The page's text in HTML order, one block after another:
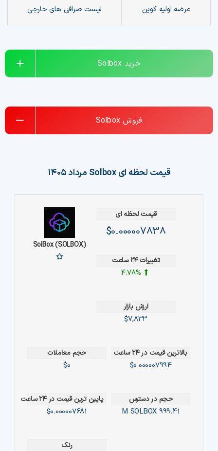
چت جی پی تی رایگان
عرضه اولیه کوین لیست صرافی های خارجی
خرید Solbox
فروش Solbox
قیمت لحظه ایSolbox مرداد ۱۴۰۵
SolBox (SOLBOX)
قیمت لحظه ای
$0.000007838
تغییرات ۲۴ ساعت
4.78%
ارزش بازار
$7,833
حجم معاملات
$0
بالاترین قیمت در ۲۴ ساعت
$0.000007994
پایین ترین قیمت در ۲۴ ساعت
$0.000007681
حجم در دسترس
999.41 M
SOLBOX
رنک